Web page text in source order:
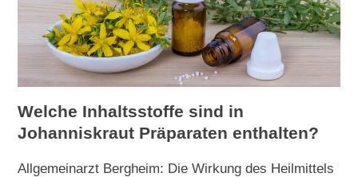
Welche Inhaltsstoffe sind in
Johanniskraut Präparaten enthalten?
Allgemeinarzt Bergheim: Die Wirkung des Heilmittels